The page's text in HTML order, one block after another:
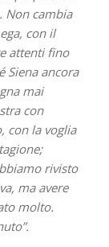
Non cambia
con il
attenti fino
Siena ancora
mai
con
con la voglia
rivisto
ma avere
molto.